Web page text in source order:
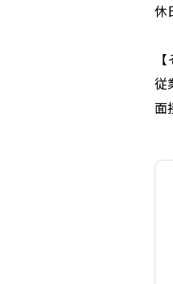
休
従
面